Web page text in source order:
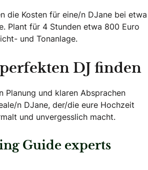
die Kosten für eine/n DJane bei etwa
Plant für 4 Stunden etwa 800 Euro
und Tonanlage.
DJ finden
Planung und klaren Absprachen
n DJane, der/die eure Hochzeit
und unvergesslich macht.
Guide experts